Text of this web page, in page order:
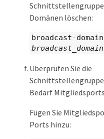
Domänen löschen:
broadcast-
broadcast_domain
Überprüfen Sie die
Bedarf
Fügen Sie
Ports hinzu: